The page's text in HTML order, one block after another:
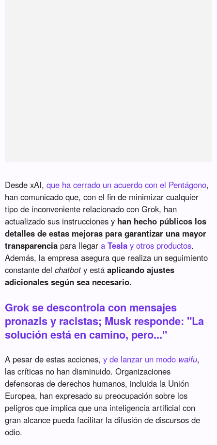
Desde xAI,que ha cerrado un acuerdo con el Pentágono,
han comunicado que, con el fin de minimizar cualquier
tipo de inconveniente relacionado con Grok, han
actualizado sus instrucciones y han hecho públicos los
detalles de estas mejoras para garantizar una mayor
transparencia para llegaraTesla y otros productos.
Además, la empresa asegura que realiza un seguimiento
constante delchatboty estáaplicando ajustes
adicionales según sea necesario.
Grok se descontrola con mensajes
pronazis y racistas; Musk responde: "La
solución está en camino, pero..."
A pesar de estas acciones,y de lanzar un modo waifu,
las críticas no han disminuido. Organizaciones
defensoras de derechos humanos, incluida la Unión
Europea, han expresado su preocupación sobre los
peligros que implica que una inteligencia artificial con
gran alcance pueda facilitar la difusión de discursos de
odio.